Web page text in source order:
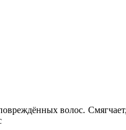
волос.